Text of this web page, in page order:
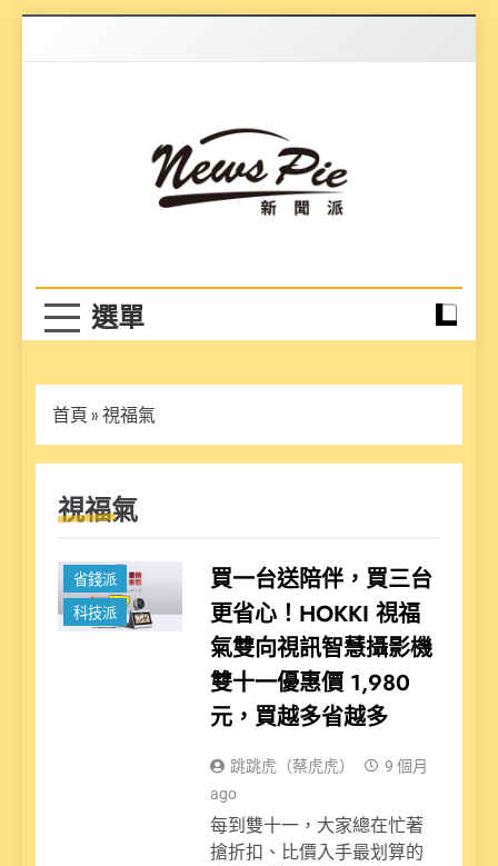
首頁 » 視福氣
視福氣
省錢派
科技派
買一台送陪伴，買三台
更省心！HOKKI 視福
氣雙向視訊智慧攝影機
雙十一優惠價 1,980
元，買越多省越多
跳跳虎（蔡虎虎）
9 個月
ago
每到雙十一，大家總在忙著
搶折扣、比價入手最划算的